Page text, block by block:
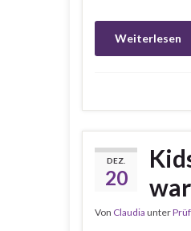
Weiterlesen
DEZ.
20
Von Claudia unter